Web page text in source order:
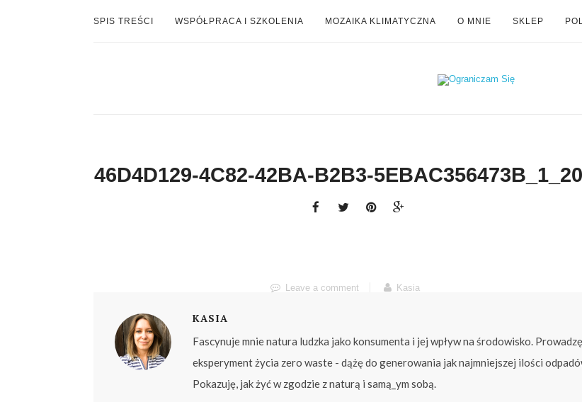
SPIS TREŚCI WSPÓŁPRACA I SZKOLENIA MOZAIKA KLIMATYCZNA O MNIE SKLEP
46D4D129-4C82-42BA-B2B3-
Leave a comment Kasia
KASIA
Fascynuje mnie natura ludzka jako konsumenta i jej wpływ na środowisko. Prowadzę
eksperyment życia zero waste - dążę do generowania jak najmniejszej ilości
Pokazuję, jak żyć w zgodzie z naturą i samą_ym sobą.